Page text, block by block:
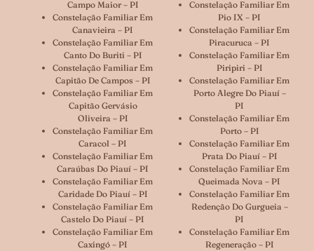
Campo Maior – PI
Constelação Familiar Em
Canavieira – PI
Constelação Familiar Em
Canto Do Buriti – PI
Constelação Familiar Em
Capitão De Campos – PI
Constelação Familiar Em
Capitão Gervásio
Oliveira – PI
Constelação Familiar Em
Caracol – PI
Constelação Familiar Em
Caraúbas Do Piauí – PI
Constelação Familiar Em
Caridade Do Piauí – PI
Constelação Familiar Em
Castelo Do Piauí – PI
Constelação Familiar Em
Caxingó – PI
Constelação Familiar Em
Pio IX – PI
Constelação Familiar Em
Piracuruca – PI
Constelação Familiar Em
Piripiri – PI
Constelação Familiar Em
Porto Alegre Do Piauí –
PI
Constelação Familiar Em
Porto – PI
Constelação Familiar Em
Prata Do Piauí – PI
Constelação Familiar Em
Queimada Nova – PI
Constelação Familiar Em
Redenção Do Gurgueia –
PI
Constelação Familiar Em
Regeneração – PI